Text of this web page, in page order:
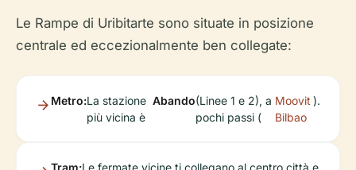
Le Rampe di Uribitarte sono situate in posizione
centrale ed eccezionalmente ben collegate:
Metro:La stazione
più vicina è
Abando(Linee 1 e 2), a
pochi passi (
Moovit
Bilbao
).
Tram:Le fermate vicine ti collegano al centro città e